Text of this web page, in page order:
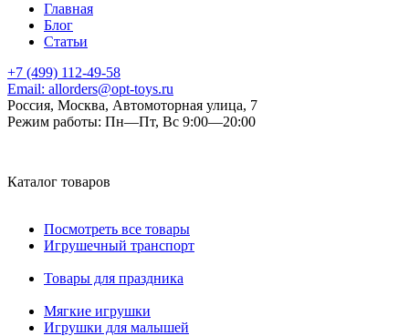
Главная
Блог
Статьи
+7 (499) 112-49-58
Email: allorders@opt-toys.ru
Россия, Москва, Автомоторная улица, 7
Режим работы: Пн—Пт, Вс 9:00—20:00
Каталог товаров
Посмотреть все товары
Игрушечный транспорт
Товары для праздника
Мягкие игрушки
Игрушки для малышей